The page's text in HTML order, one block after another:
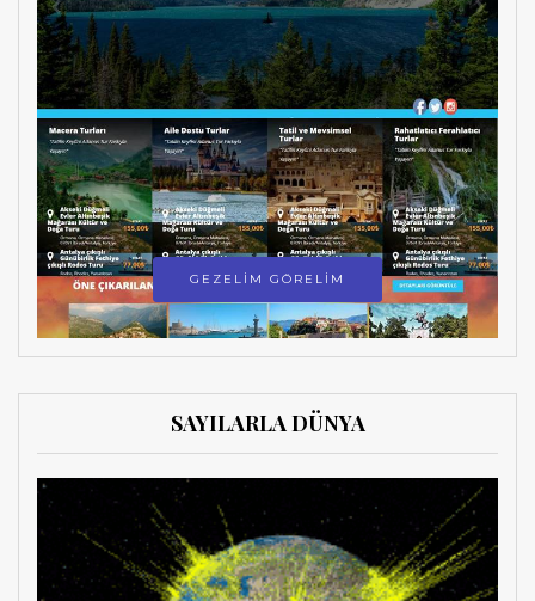
GEZELİM GÖRELİM
SAYILARLA DÜNYA